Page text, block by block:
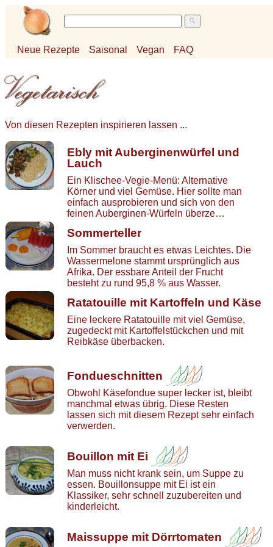
Neue Rezepte Saisonal Vegan FAQ
Von diesen Rezepten inspirieren lassen ...
Ebly mit Auberginenwürfel und
Lauch
Ein Klischee-Vegie-Menü: Alternative
Körner und viel Gemüse. Hier sollte man
einfach ausprobieren und sich von den
feinen Auberginen-Würfeln überze…
Sommerteller
Im Sommer braucht es etwas Leichtes. Die
Wassermelone stammt ursprünglich aus
Afrika. Der essbare Anteil der Frucht
besteht zu rund 95,8 % aus Wasser.
Ratatouille mit Kartoffeln und Käse
Eine leckere Ratatouille mit viel Gemüse,
zugedeckt mit Kartoffelstückchen und mit
Reibkäse überbacken.
Fondueschnitten
Obwohl Käsefondue super lecker ist, bleibt
manchmal etwas übrig. Diese Resten
lassen sich mit diesem Rezept sehr einfach
verwerden.
Bouillon mit Ei
Man muss nicht krank sein, um Suppe zu
essen. Bouillonsuppe mit Ei ist ein
Klassiker, sehr schnell zuzubereiten und
kinderleicht.
Maissuppe mit Dörrtomaten